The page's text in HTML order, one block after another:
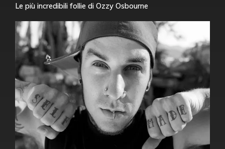
Le più incredibili follie di Ozzy Osbourne